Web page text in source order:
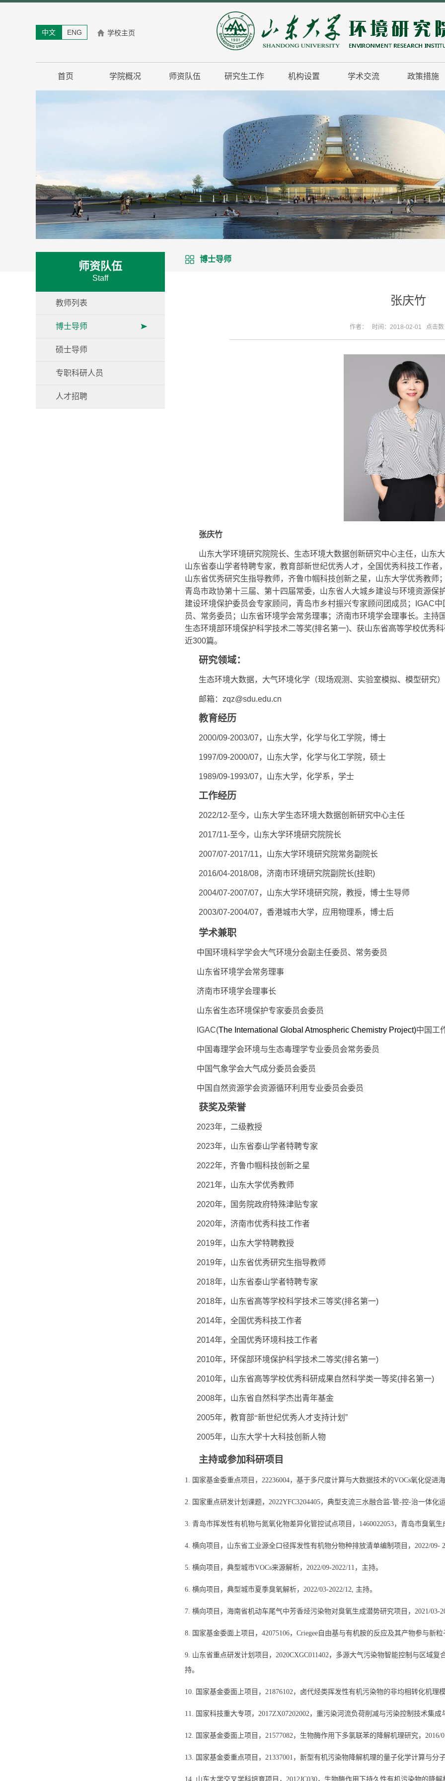
中文 ENG 学校主页
首页 学院概况 师资队伍 研究生工作 机构设置 学术交流 政策措施
师资队伍
Staff
教师列表
博士导师
硕士导师
专职科研人员
人才招聘
博士导师
张庆竹
作者： 时间：2018-02-01 点击数
张庆竹
山东大学环境研究院院长、生态环境大数据创新研究中心主任，山东
山东省泰山学者特聘专家，教育部新世纪优秀人才，全国优秀科技工作
山东省优秀研究生指导教师，齐鲁巾帼科技创新之星，山东大学优秀教
青岛市政协第十三届、第十四届常委，山东省人大城乡建设与环境资源
建设环境保护委员会专家顾问，青岛市乡村振兴专家顾问团成员；
IGAC中
员、常务委员； 山东省环境学会常务理事； 济南市环境学会理事长。主持
生态环境部环境保护科学技术二等奖(排名第一)、 获山东省高等学校优秀
近300篇。
研究领域：
生态环境大数据，大气环境化学（现场观测、实验室模拟、模型研究
邮箱： zqz@sdu.edu.cn
教育经历
2000/09-2003/07，山东大学，化学与化工学院，博士
1997/09-2000/07，山东大学，化学与化工学院，硕士
1989/09-1993/07，山东大学，化学系，学士
工作经历
2022/12-至今，山东大学生态环境大数据创新研究中心主任
2017/11-至今，山东大学环境研究院院长
2007/07-2017/11，山东大学环境研究院常务副院长
2016/04-2018/08，济南市环境研究院副院长(挂职)
2004/07-2007/07，山东大学环境研究院，教授，博士生导师
2003/07-2004/07， 香港城市大学，应用物理系，博士后
学术兼职
中国环境科学学会大气环境分会副主任委员、常务委员
山东省环境学会常务理事
济南市环境学会理事长
山东省生态环境保护专家委员会委员
IGAC(The International Global Atmospheric Chemistry Project)中国工
中国毒理学会环境与生态毒理学专业委员会常务委员
中国气象学会大气成分委员会委员
中国自然资源学会资源循环利用专业委员会委员
获奖及荣誉
2023年， 二级教授
2023年，山东省泰山学者特聘专家
2022年，齐鲁巾帼科技创新之星
2021年，山东大学优秀教师
2020年，国务院政府特殊津贴专家
2020年，济南市优秀科技工作者
2019年， 山东大学特聘教授
2019年，山东省优秀研究生指导教师
2018年，山东省泰山学者特聘专家
2018年， 山东省高等学校科学技术三等奖(排名第一)
2014年， 全国优秀科技工作者
2014年， 全国优秀环境科技工作者
2010年， 环保部环境保护科学技术二等奖(排名第一)
2010年， 山东省高等学校优秀科研成果自然科学类一等奖(排名第一)
2008年， 山东省自然科学杰出青年基金
2005年，教育部“新世纪优秀人才支持计划 ”
2005年，山东大学十大科技创新人物
主持或参加科研项目
1. 国家基金委重点项目， 22236004，基于多尺度计算与大数据技术的VOCs氧化促进
2. 国家重点研发计划课题， 2022YFC3204405，典型支流三水融合监-管-控-治一体化
3. 青岛市挥发性有机物与氮氧化物差异化管控试点项目， 1460022053，青岛市臭氧
4. 横向项目，山东省工业源全口径挥发性有机物分物种排放清单编制项目， 2022/09-
5. 横向项目，典型城市VOCs来源解析， 2022/09-2022/11 ，主持。
6. 横向项目，典型城市夏季臭氧解析， 2022/03-2022/12, 主持。
7. 横向项目，海南省机动车尾气中芳香烃污染物对臭氧生成潜势研究项目， 2021/03-
8. 国家基金委面上项目， 42075106， Criegee 自由基与有机胺的反应及其产物参与新
9. 山东省重点研发计划项目， 2020CXGC011402，多源大气污染物智能控制与区域复
持。
10. 国家基金委面上项目， 21876102，卤代烃类挥发性有机污染物的非均相转化机理
11. 国家科技重大专项， 2017ZX07202002，重污染河流负荷削减与污染控制技术集成
12. 国家基金委面上项目， 21577082，生物酶作用下多氯联苯的降解机理研究， 2016/
13. 国家基金委重点项目， 21337001 ，新型有机污染物降解机理的量子化学计算与分
14. 山东大学交叉学科培育项目， 2012JC030，生物酶作用下持久性有机污染物的降